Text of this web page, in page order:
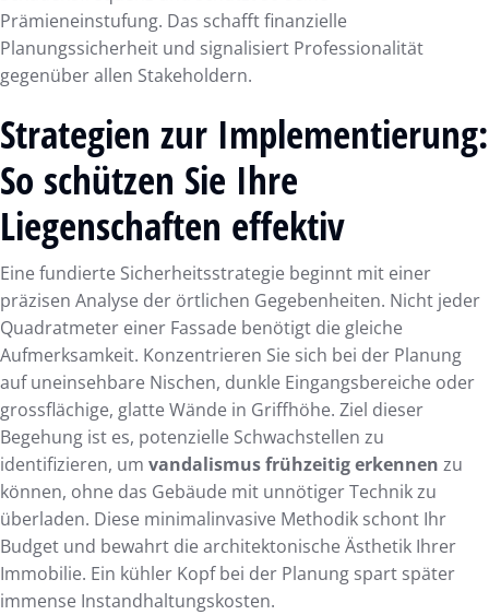
Prämieneinstufung. Das schafft finanzielle
Planungssicherheit und signalisiert Professionalität
gegenüber allen Stakeholdern.
Strategien zur Implementierung:
So schützen Sie Ihre
Liegenschaften effektiv
Eine fundierte Sicherheitsstrategie beginnt mit einer
präzisen Analyse der örtlichen Gegebenheiten. Nicht jeder
Quadratmeter einer Fassade benötigt die gleiche
Aufmerksamkeit. Konzentrieren Sie sich bei der Planung
auf uneinsehbare Nischen, dunkle Eingangsbereiche oder
grossflächige, glatte Wände in Griffhöhe. Ziel dieser
Begehung ist es, potenzielle Schwachstellen zu
identifizieren, um vandalismus frühzeitig erkennen zu
können, ohne das Gebäude mit unnötiger Technik zu
überladen. Diese minimalinvasive Methodik schont Ihr
Budget und bewahrt die architektonische Ästhetik Ihrer
Immobilie. Ein kühler Kopf bei der Planung spart später
immense Instandhaltungskosten.